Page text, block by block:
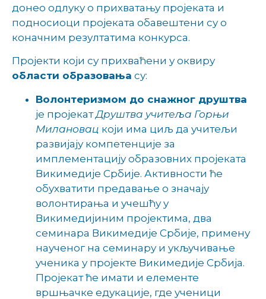
донео одлуку о прихватању пројеката и
подносиоци пројеката обавештени су о
коначним резултатима конкурса.
Пројекти који су прихваћени у оквиру
области образовања су:
Волонтеризмом до снажног друштва
је пројекатДруштва учитеља Горњи
Милановац који има циљ да учитељи
развијају компетенције за
имплементацију образовних пројеката
Викимедије Србије. Активности ће
обухватити предавање о значају
волонтирања и учешћу у
Викимедијиним пројектима, два
семинара Викимедије Србије, примену
наученог на семинару и укључивање
ученика у пројекте Викимедије Србија.
Пројекат ће имати и елементе
вршњачке едукације, где ученици